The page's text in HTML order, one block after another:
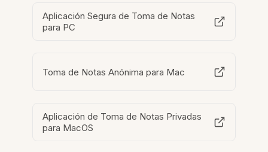
Aplicación Segura de Toma de Notas
para PC
Toma de Notas Anónima para Mac
Aplicación de Toma de Notas Privadas
para MacOS